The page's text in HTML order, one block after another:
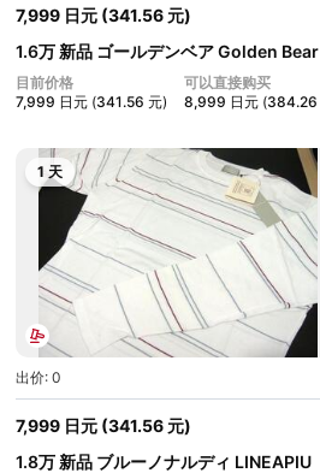
7,999 日元 (341.56 元)
1.6万 新品 ゴールデンベア Golden Bear
メ...
目前价格
7,999 日元 (341.56 元)
可以直接购买
8,999 日元 (384.26
1 天
出价: 0
7,999 日元 (341.56 元)
1.8万 新品 ブルーノナルディ LINEAPIU